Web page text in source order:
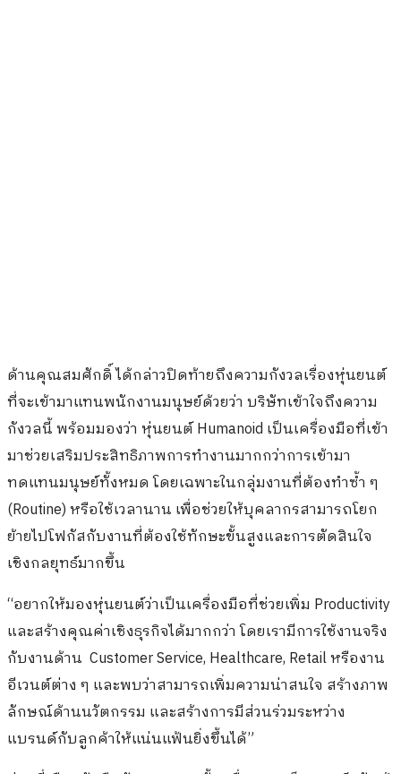
ด้านคุณสมศักดิ์ ได้กล่าวปิดท้ายถึงความกังวลเรื่องหุ่นยนต์
ที่จะเข้ามาแทนพนักงานมนุษย์ด้วยว่า บริษัทเข้าใจถึงความ
กังวลนี้ พร้อมมองว่า หุ่นยนต์ Humanoid เป็นเครื่องมือที่เข้า
มาช่วยเสริมประสิทธิภาพการทำงานมากกว่าการเข้ามา
ทดแทนมนุษย์ทั้งหมด โดยเฉพาะในกลุ่มงานที่ต้องทำซ้ำ ๆ
(Routine) หรือใช้เวลานาน เพื่อช่วยให้บุคลากรสามารถโยก
ย้ายไปโฟกัสกับงานที่ต้องใช้ทักษะขั้นสูงและการตัดสินใจ
เชิงกลยุทธ์มากขึ้น
“อยากให้มองหุ่นยนต์ว่าเป็นเครื่องมือที่ช่วยเพิ่ม Productivity
และสร้างคุณค่าเชิงธุรกิจได้มากกว่า โดยเรามีการใช้งานจริง
กับงานด้าน Customer Service, Healthcare, Retail หรืองาน
อีเวนต์ต่าง ๆ และพบว่าสามารถเพิ่มความน่าสนใจ สร้างภาพ
ลักษณ์ด้านนวัตกรรม และสร้างการมีส่วนร่วมระหว่าง
แบรนด์กับลูกค้าให้แน่นแฟ้นยิ่งขึ้นได้”